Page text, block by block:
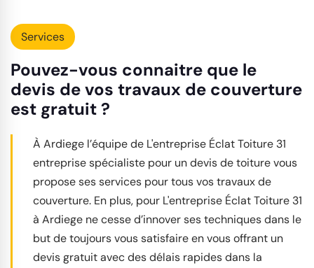
Services
Pouvez-vous connaitre que le
devis de vos travaux de couverture
est gratuit ?
À Ardiege l’équipe de L'entreprise Éclat Toiture 31
entreprise spécialiste pour un devis de toiture vous
propose ses services pour tous vos travaux de
couverture. En plus, pour L'entreprise Éclat Toiture 31
à Ardiege ne cesse d’innover ses techniques dans le
but de toujours vous satisfaire en vous offrant un
devis gratuit avec des délais rapides dans la